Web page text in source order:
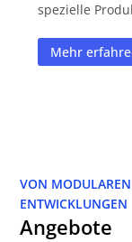
spezielle
Mehr
VON
ENTWICKLUNGEN
Angebote